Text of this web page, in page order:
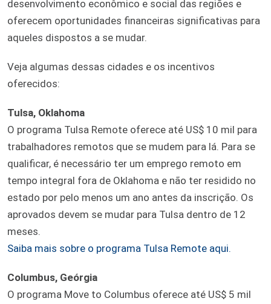
desenvolvimento econômico e social das regiões e
oferecem oportunidades financeiras significativas para
aqueles dispostos a se mudar.
Veja algumas dessas cidades e os incentivos
oferecidos:
Tulsa, Oklahoma
O programa Tulsa Remote oferece até US$ 10 mil para
trabalhadores remotos que se mudem para lá. Para se
qualificar, é necessário ter um emprego remoto em
tempo integral fora de Oklahoma e não ter residido no
estado por pelo menos um ano antes da inscrição. Os
aprovados devem se mudar para Tulsa dentro de 12
meses.
Saiba mais sobre o programa Tulsa Remote aqui.
Columbus, Geórgia
O programa Move to Columbus oferece até US$ 5 mil